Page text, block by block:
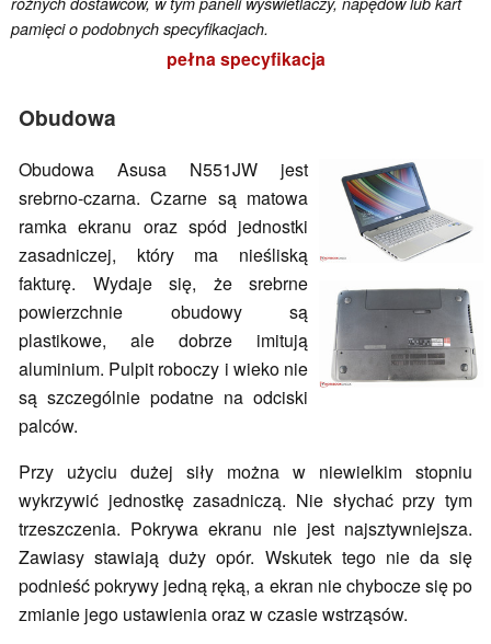
pamięci o podobnych specyfikacjach.
pełna specyfikacja
Obudowa
Obudowa Asusa N551JW jest
srebrno-czarna. Czarne są matowa
ramka ekranu oraz spód jednostki
zasadniczej, który ma nieśliską
fakturę. Wydaje się, że srebrne
powierzchnie obudowy są
plastikowe, ale dobrze imitują
aluminium. Pulpit roboczy i wieko nie
są szczególnie podatne na odciski
palców.
Przy użyciu dużej siły można w niewielkim stopniu
wykrzywić jednostkę zasadniczą. Nie słychać przy tym
trzeszczenia. Pokrywa ekranu nie jest najsztywniejsza.
Zawiasy stawiają duży opór. Wskutek tego nie da się
podnieść pokrywy jedną ręką, a ekran nie chybocze się po
zmianie jego ustawienia oraz w czasie wstrząsów.